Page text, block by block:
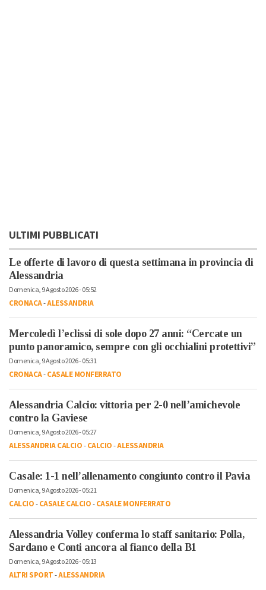
ULTIMI PUBBLICATI
Le offerte di lavoro di questa settimana in provincia di
Alessandria
Domenica, 9 Agosto 2026 - 05:52
CRONACA-ALESSANDRIA
Mercoledì l’eclissi di sole dopo 27 anni: “Cercate un
punto panoramico, sempre con gli occhialini protettivi”
Domenica, 9 Agosto 2026 - 05:31
CRONACA-CASALE MONFERRATO
Alessandria Calcio: vittoria per 2-0 nell’amichevole
contro la Gaviese
Domenica, 9 Agosto 2026 - 05:27
ALESSANDRIA CALCIO-CALCIO-ALESSANDRIA
Casale: 1-1 nell’allenamento congiunto contro il Pavia
Domenica, 9 Agosto 2026 - 05:21
CALCIO-CASALE CALCIO-CASALE MONFERRATO
Alessandria Volley conferma lo staff sanitario: Polla,
Sardano e Conti ancora al fianco della B1
Domenica, 9 Agosto 2026 - 05:13
ALTRI SPORT-ALESSANDRIA